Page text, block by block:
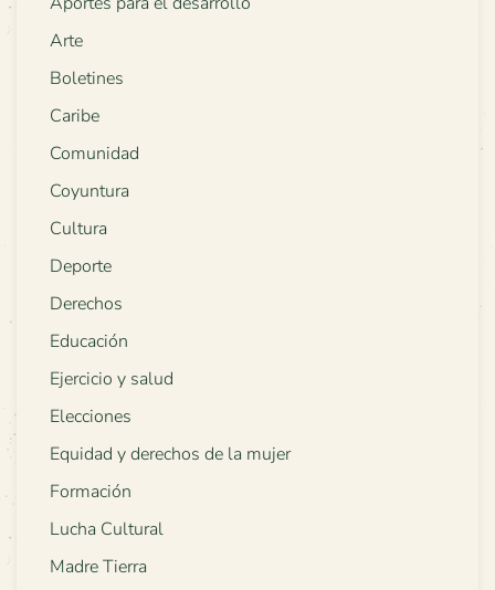
Arte
Boletines
Caribe
Comunidad
Coyuntura
Cultura
Deporte
Derechos
Educación
Ejercicio y salud
Elecciones
Equidad y derechos de la mujer
Formación
Lucha Cultural
Madre Tierra